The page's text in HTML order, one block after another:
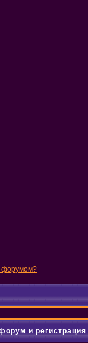
форумом?
и регистрация